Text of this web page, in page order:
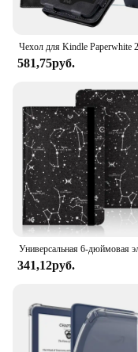
581,75руб.
341,12руб.